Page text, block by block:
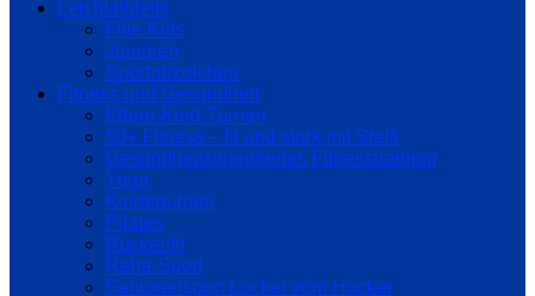
Leichtathletik
Fitte Kids
Junioren
Sportabzeichen
Fitness und Gesundheit
Eltern-Kind-Turnen
50+ Fitness – fit und stark mit Steffi
Gesundheitsorientiertes Fitnesstraining
Yoga
Kinderturnen
Pilates
Rückenfit
Reha-Sport
Seniorensport Locker vom Hocker